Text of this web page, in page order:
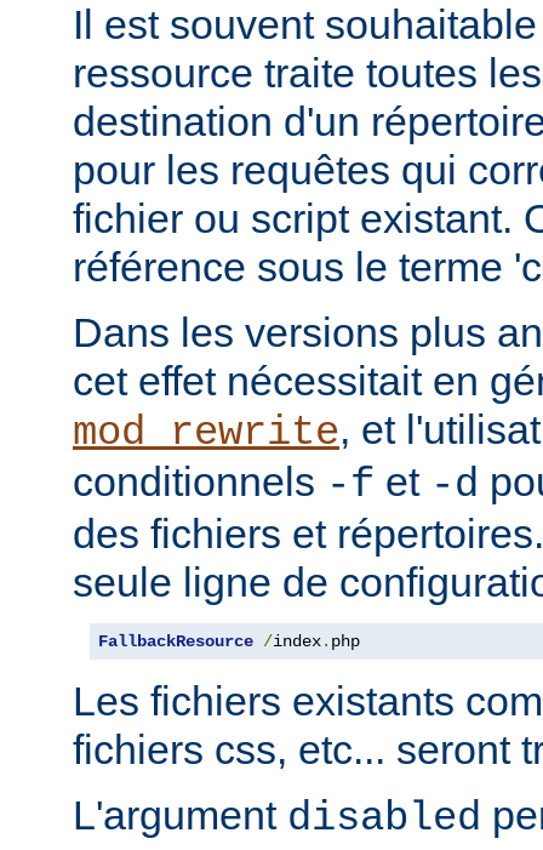
Il est souvent
ressource traite toutes
destination d'un
pour les requêtes qui
fichier ou script existant.
référence sous le terme
Dans les versions plus
cet effet nécessitait en
mod_rewrite, et
conditionnels -f et -d
des fichiers et
seule ligne de
FallbackResource /index. php
Les fichiers existants
fichiers css, etc... seront
L'argument disabled